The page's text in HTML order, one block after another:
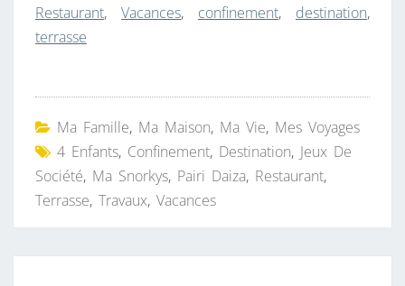
Restaurant, Vacances, confinement, destination,
terrasse
Ma Famille, Ma Maison, Ma Vie, Mes Voyages
4 Enfants, Confinement, Destination, Jeux De
Société, Ma Snorkys, Pairi Daiza, Restaurant,
Terrasse, Travaux, Vacances